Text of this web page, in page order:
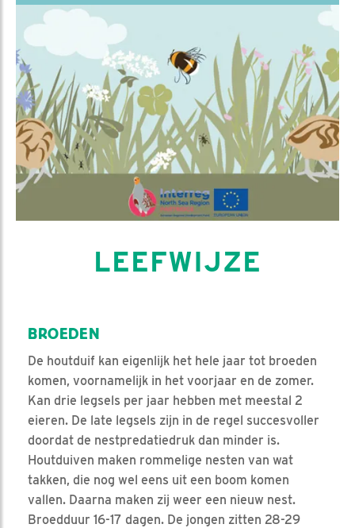
LEEFWIJZE
BROEDEN
De houtduif kan eigenlijk het hele jaar tot broeden
komen, voornamelijk in het voorjaar en de zomer.
Kan drie legsels per jaar hebben met meestal 2
eieren. De late legsels zijn in de regel succesvoller
doordat de nestpredatiedruk dan minder is.
Houtduiven maken rommelige nesten van wat
takken, die nog wel eens uit een boom komen
vallen. Daarna maken zij weer een nieuw nest.
Broedduur 16-17 dagen. De jongen zitten 28-29